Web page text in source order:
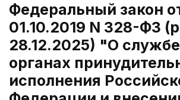
Федеральный закон
01.10.2019 N 328-ФЗ
28.12.2025) "О
органах
исполнения